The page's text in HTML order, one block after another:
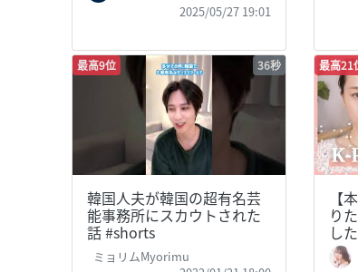
2025/05/27 19:01
最高9位 36秒
韓国人夫が韓国の超有名芸
能事務所にスカウトされた
話 #shorts
ミョリムMyorimu
最高21
【
り
し